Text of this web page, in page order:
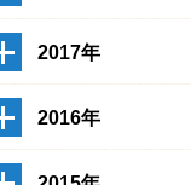
2017年
2016年